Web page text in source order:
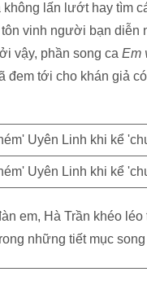
lấn lướt hay tìm
vinh người bạn diễn
vậy, phần song ca Em
đem tới cho khán giả
em, Hà Trần khéo
những tiết mục